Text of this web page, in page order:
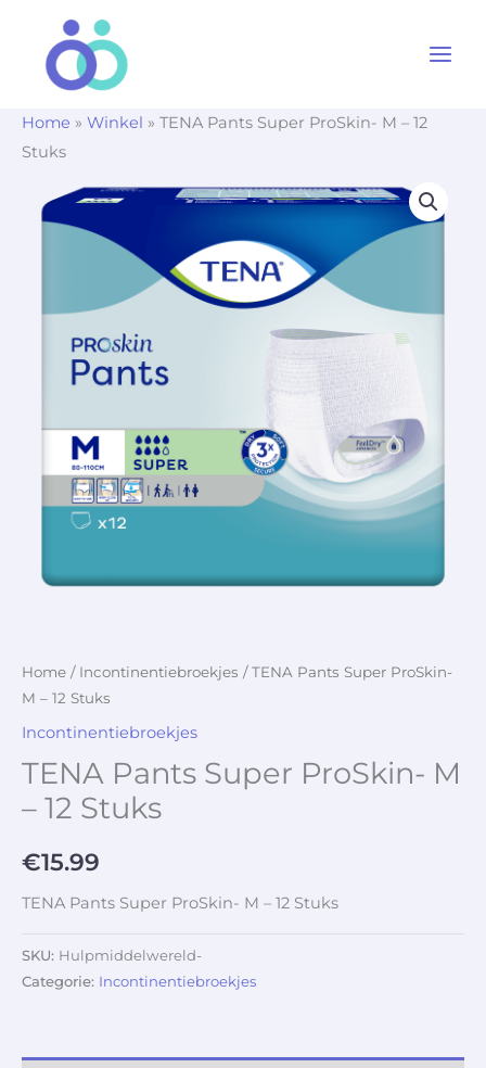
Home » Winkel » TENA Pants Super ProSkin- M – 12
Stuks
Home / Incontinentiebroekjes / TENA Pants Super ProSkin-
M – 12 Stuks
Incontinentiebroekjes
TENA Pants Super ProSkin- M
– 12 Stuks
€15.99
TENA Pants Super ProSkin- M – 12 Stuks
SKU: Hulpmiddelwereld-
Categorie: Incontinentiebroekjes